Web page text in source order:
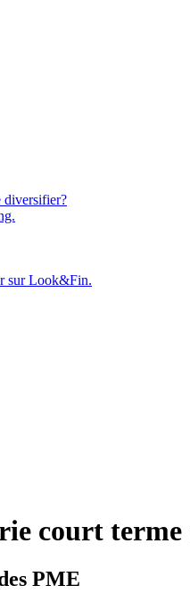
diversifier?
sur Look&Fin.
court terme
PME